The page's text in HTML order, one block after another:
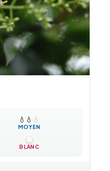
💧 💧 💧
MOYEN
BLANC